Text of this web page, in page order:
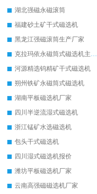
湖北强磁永磁滚筒
福建砂土矿干式磁选机
黑龙江强磁滚筒生产厂家
克拉玛依永磁筒式磁选机主要技术参数
河源精选钨精矿干式磁选机
朔州铁矿永磁筒式磁选机
湖南平板磁选机厂家
四川半逆流湿式磁选机
浙江锰矿水选磁选机
包头干式磁选机
四川湿式磁选机报价
潍坊平板磁选机厂家
云南高强磁磁选机厂家